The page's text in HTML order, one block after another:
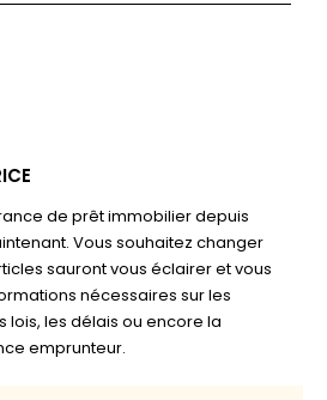
de prêt immobilier depuis
Vous souhaitez changer
sauront vous éclairer et vous
nécessaires sur les
lois, les délais ou encore la
emprunteur.